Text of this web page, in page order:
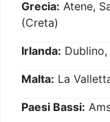
Grecia: Atene,
(Creta)
Irlanda:
Malta: La
Paesi Bassi: